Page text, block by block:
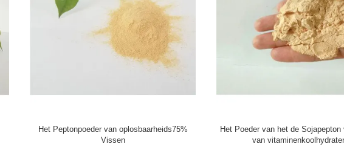
Het Peptonpoeder TN 14% van de vlees Vrij
Soja voor Industriële Gisting
Geel Plantaardig de Sojapepton
voor Industriële Gisting